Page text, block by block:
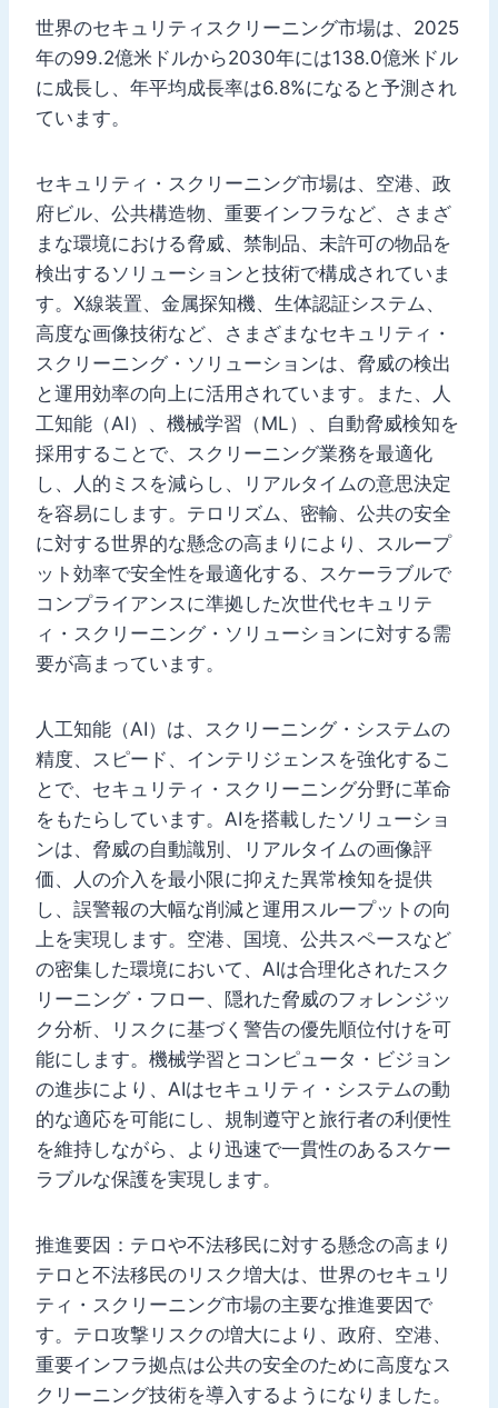
世界のセキュリティスクリーニング市場は、2025
年の99.2億米ドルから2030年には138.0億米ドル
に成長し、年平均成長率は6.8%になると予測され
ています。
セキュリティ・スクリーニング市場は、空港、政
府ビル、公共構造物、重要インフラなど、さまざ
まな環境における脅威、禁制品、未許可の物品を
検出するソリューションと技術で構成されていま
す。X線装置、金属探知機、生体認証システム、
高度な画像技術など、さまざまなセキュリティ・
スクリーニング・ソリューションは、脅威の検出
と運用効率の向上に活用されています。また、人
工知能（AI）、機械学習（ML）、自動脅威検知を
採用することで、スクリーニング業務を最適化
し、人的ミスを減らし、リアルタイムの意思決定
を容易にします。テロリズム、密輸、公共の安全
に対する世界的な懸念の高まりにより、スループ
ット効率で安全性を最適化する、スケーラブルで
コンプライアンスに準拠した次世代セキュリテ
ィ・スクリーニング・ソリューションに対する需
要が高まっています。
人工知能（AI）は、スクリーニング・システムの
精度、スピード、インテリジェンスを強化するこ
とで、セキュリティ・スクリーニング分野に革命
をもたらしています。AIを搭載したソリューショ
ンは、脅威の自動識別、リアルタイムの画像評
価、人の介入を最小限に抑えた異常検知を提供
し、誤警報の大幅な削減と運用スループットの向
上を実現します。空港、国境、公共スペースなど
の密集した環境において、AIは合理化されたスク
リーニング・フロー、隠れた脅威のフォレンジッ
ク分析、リスクに基づく警告の優先順位付けを可
能にします。機械学習とコンピュータ・ビジョン
の進歩により、AIはセキュリティ・システムの動
的な適応を可能にし、規制遵守と旅行者の利便性
を維持しながら、より迅速で一貫性のあるスケー
ラブルな保護を実現します。
推進要因：テロや不法移民に対する懸念の高まり
テロと不法移民のリスク増大は、世界のセキュリ
ティ・スクリーニング市場の主要な推進要因で
す。テロ攻撃リスクの増大により、政府、空港、
重要インフラ拠点は公共の安全のために高度なス
クリーニング技術を導入するようになりました。